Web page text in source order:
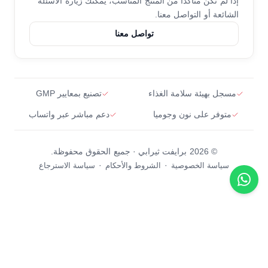
فيتامينات ب النشطة
كوانتابون
الشائعة أو التواصل معنا.
تواصل معنا
مسجل بهيئة سلامة الغذاء تصنيع بمعايير GMP
متوفر على نون وجوميا دعم مباشر عبر واتساب
© 2026 برايفت ثيرابي · جميع الحقوق محفوظة.
سياسة الخصوصية · الشروط والأحكام · سياسة الاسترجاع